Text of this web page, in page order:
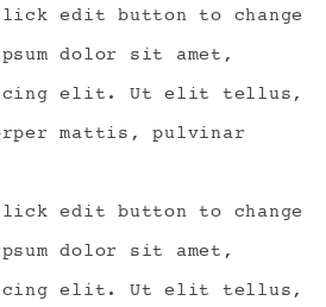
edit button to change
dolor sit amet,
elit. Ut elit tellus,
mattis, pulvinar
edit button to change
dolor sit amet,
elit. Ut elit tellus,